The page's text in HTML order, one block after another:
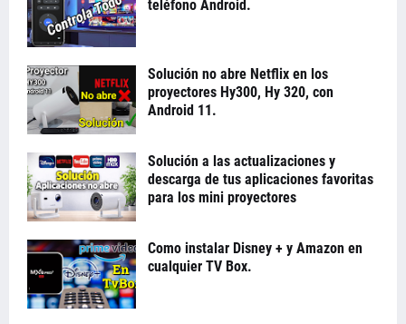
teléfono Android.
Solución no abre Netflix en los
proyectores Hy300, Hy 320, con
Android 11.
Solución a las actualizaciones y
descarga de tus aplicaciones favoritas
para los mini proyectores
Como instalar Disney + y Amazon en
cualquier TV Box.